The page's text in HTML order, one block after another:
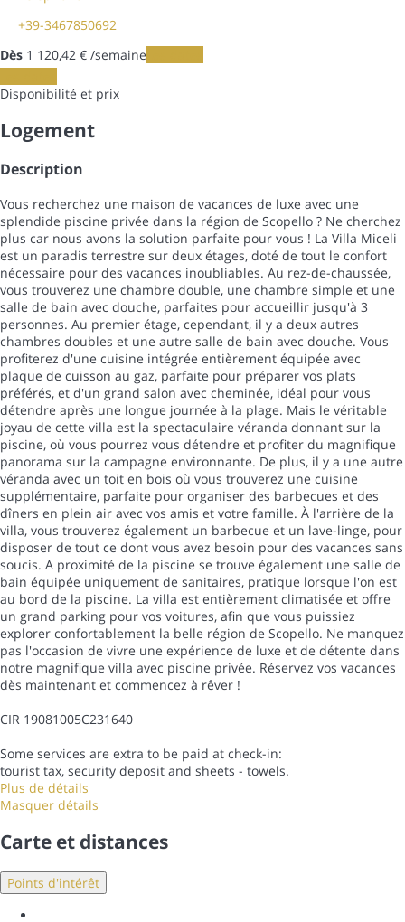
+39-3467850692
Dès 1 120,42 € /semaine
Disponibilité et prix
Logement
Description
Vous recherchez une maison de vacances de luxe avec une
splendide piscine privée dans la région de Scopello ? Ne cherchez
plus car nous avons la solution parfaite pour vous ! La Villa Miceli
est un paradis terrestre sur deux étages, doté de tout le confort
nécessaire pour des vacances inoubliables. Au rez-de-chaussée,
vous trouverez une chambre double, une chambre simple et une
salle de bain avec douche, parfaites pour accueillir jusqu'à 3
personnes. Au premier étage, cependant, il y a deux autres
chambres doubles et une autre salle de bain avec douche. Vous
profiterez d'une cuisine intégrée entièrement équipée avec
plaque de cuisson au gaz, parfaite pour préparer vos plats
préférés, et d'un grand salon avec cheminée, idéal pour vous
détendre après une longue journée à la plage. Mais le véritable
joyau de cette villa est la spectaculaire véranda donnant sur la
piscine, où vous pourrez vous détendre et profiter du magnifique
panorama sur la campagne environnante. De plus, il y a une autre
véranda avec un toit en bois où vous trouverez une cuisine
supplémentaire, parfaite pour organiser des barbecues et des
dîners en plein air avec vos amis et votre famille. À l'arrière de la
villa, vous trouverez également un barbecue et un lave-linge, pour
disposer de tout ce dont vous avez besoin pour des vacances sans
soucis. A proximité de la piscine se trouve également une salle de
bain équipée uniquement de sanitaires, pratique lorsque l'on est
au bord de la piscine. La villa est entièrement climatisée et offre
un grand parking pour vos voitures, afin que vous puissiez
explorer confortablement la belle région de Scopello. Ne manquez
pas l'occasion de vivre une expérience de luxe et de détente dans
notre magnifique villa avec piscine privée. Réservez vos vacances
dès maintenant et commencez à rêver !
CIR 19081005C231640
Some services are extra to be paid at check-in:
tourist tax, security deposit and sheets - towels.
Plus de détails
Masquer détails
Carte et distances
Points d'intérêt